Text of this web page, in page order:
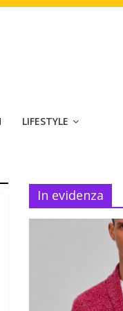
LIFESTYLE
In evidenza